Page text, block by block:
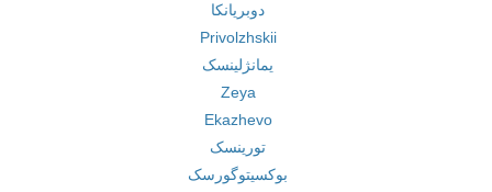
دوبریانکا
Privolzhskii
یمانژلینسک
Zeya
Ekazhevo
تورینسک
بوکسیتوگورسک